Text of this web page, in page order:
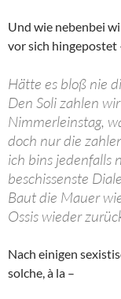
Und wie nebenbei
vor sich hingepostet
Hätte es bloß nie
Den Soli zahlen
Nimmerleinstag,
doch nur die
ich bins jedenfalls
beschissenste
Baut die Mauer
Ossis wieder
Nach einigen
solche, à la –